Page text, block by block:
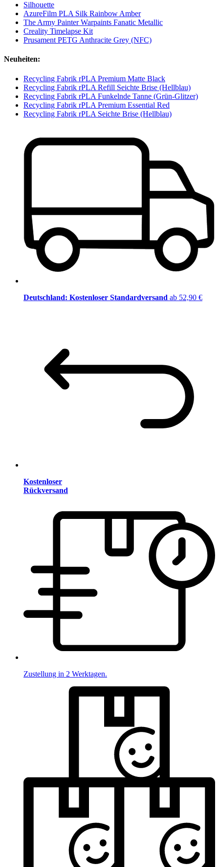
Silhouette
AzureFilm PLA Silk Rainbow Amber
The Army Painter Warpaints Fanatic Metallic
Creality Timelapse Kit
Prusament PETG Anthracite Grey (NFC)
Neuheiten:
Recycling Fabrik rPLA Premium Matte Black
Recycling Fabrik rPLA Refill Seichte Brise (Hellblau)
Recycling Fabrik rPLA Funkelnde Tanne (Grün-Glitzer)
Recycling Fabrik rPLA Premium Essential Red
Recycling Fabrik rPLA Seichte Brise (Hellblau)
Deutschland: Kostenloser Standardversand ab 52,90 €
Kostenloser
Rückversand
Zustellung in 2 Werktagen.